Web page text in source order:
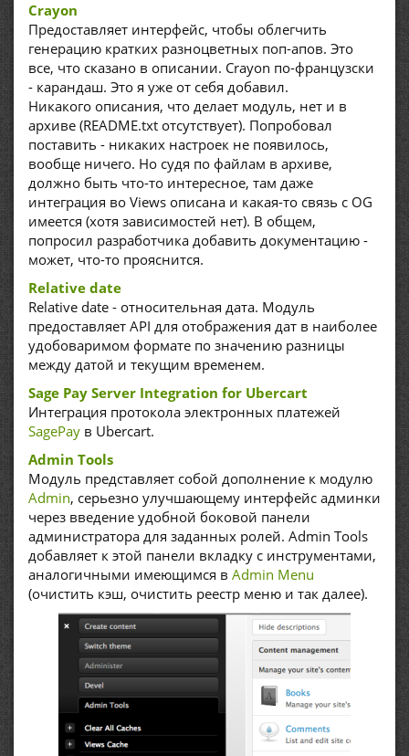
Crayon
Предоставляет интерфейс, чтобы облегчить
генерацию кратких разноцветных поп-апов. Это
все, что сказано в описании. Crayon по-французски
- карандаш. Это я уже от себя добавил.
Никакого описания, что делает модуль, нет и в
архиве (README.txt отсутствует). Попробовал
поставить - никаких настроек не появилось,
вообще ничего. Но судя по файлам в архиве,
должно быть что-то интересное, там даже
интеграция во Views описана и какая-то связь с OG
имеется (хотя зависимостей нет). В общем,
попросил разработчика добавить документацию -
может, что-то прояснится.
Relative date
Relative date - относительная дата. Модуль
предоставляет API для отображения дат в наиболее
удобоваримом формате по значению разницы
между датой и текущим временем.
Sage Pay Server Integration for Ubercart
Интеграция протокола электронных платежей
SagePay в Ubercart.
Admin Tools
Модуль представляет собой дополнение к модулю
Admin, серьезно улучшающему интерфейс админки
через введение удобной боковой панели
администратора для заданных ролей. Admin Tools
добавляет к этой панели вкладку с инструментами,
аналогичными имеющимся в Admin Menu
(очистить кэш, очистить реестр меню и так далее).